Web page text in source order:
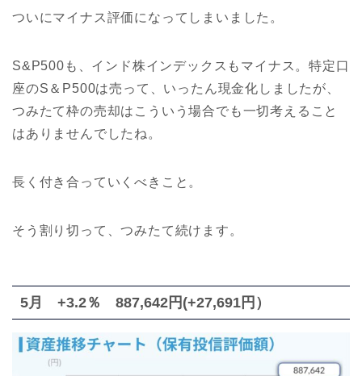
ついにマイナス評価になってしまいました。
S&P500も、インド株インデックスもマイナス。特定口
座のS＆P500は売って、いったん現金化しましたが、
つみたて枠の売却はこういう場合でも一切考えること
はありませんでしたね。
長く付き合っていくべきこと。
そう割り切って、つみたて続けます。
5月 +3.2％ 887,642円(+27,691円）